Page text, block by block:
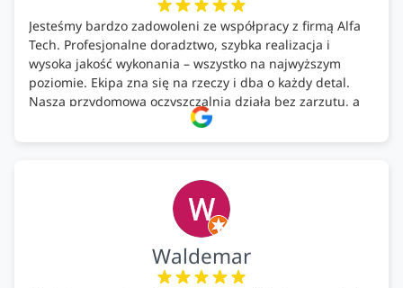
Jesteśmy bardzo zadowoleni ze współpracy z firmą Alfa
Tech. Profesjonalne doradztwo, szybka realizacja i
wysoka jakość wykonania – wszystko na najwyższym
poziomie. Ekipa zna się na rzeczy i dba o każdy detal.
Nasza przydomowa oczyszczalnia działa bez zarzutu, a
całość została wykonana zgodnie z terminem i
ustaleniami. Z czystym sumieniem polecamy Alfa Tech
ekologicznych rozwiązań!🍀
Waldemar